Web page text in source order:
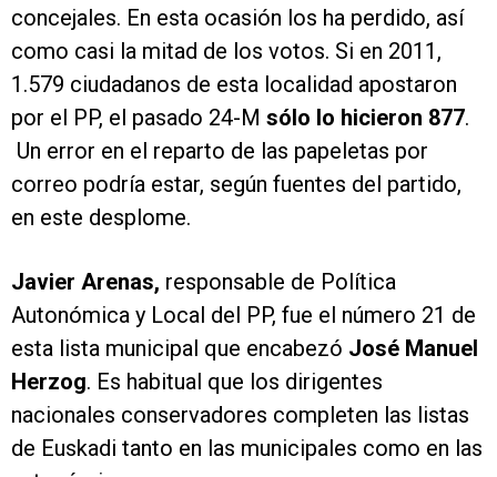
concejales. En esta ocasión los ha perdido, así
como casi la mitad de los votos. Si en 2011,
1.579 ciudadanos de esta localidad apostaron
por el PP, el pasado 24-M sólo lo hicieron 877.
Un error en el reparto de las papeletas por
correo podría estar, según fuentes del partido,
en este desplome.
Javier Arenas, responsable de Política
Autonómica y Local del PP, fue el número 21 de
esta lista municipal que encabezó José Manuel
Herzog. Es habitual que los dirigentes
nacionales conservadores completen las listas
de Euskadi tanto en las municipales como en las